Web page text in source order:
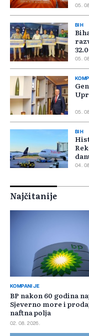
05.
BIH
05.
05.
BIH
04.
Najčitanije
KOMPANIJE
BP nakon 60 godina
Sjeverno more i
naftna polja
02. 08. 2026.